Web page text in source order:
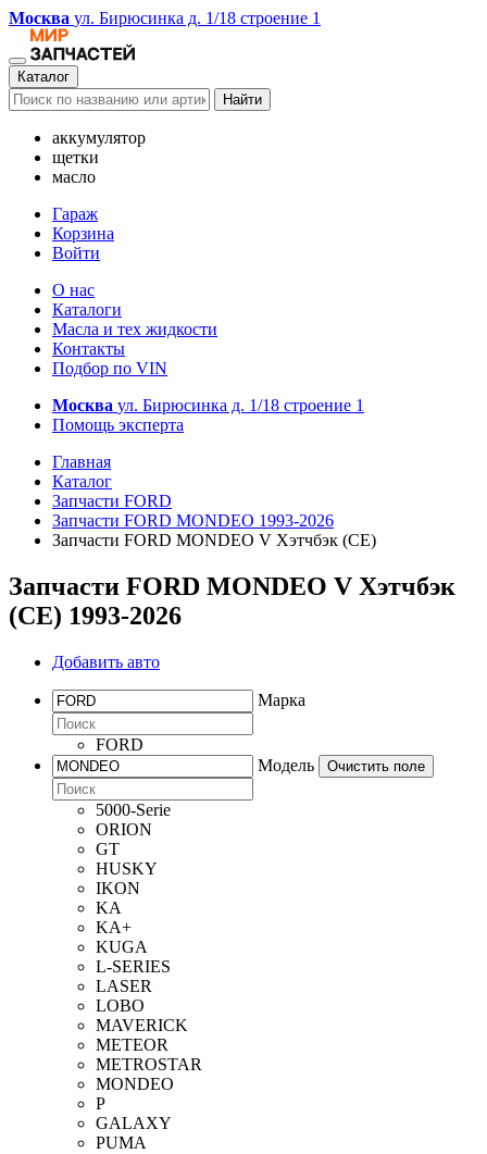
Москва ул. Бирюсинка д. 1/18 строение 1
Каталог
Найти
аккумулятор
щетки
масло
Гараж
Корзина
Войти
О нас
Каталоги
Масла и тех жидкости
Контакты
Подбор по VIN
Москва ул. Бирюсинка д. 1/18 строение 1
Помощь эксперта
Главная
Каталог
Запчасти FORD
Запчасти FORD MONDEO 1993-2026
Запчасти FORD MONDEO V Хэтчбэк (CE)
Запчасти FORD MONDEO V Хэтчбэк
(CE) 1993-2026
Добавить авто
Марка
FORD
Модель
Очистить поле
5000-Serie
ORION
GT
HUSKY
IKON
KA
KA+
KUGA
L-SERIES
LASER
LOBO
MAVERICK
METEOR
METROSTAR
MONDEO
P
GALAXY
PUMA